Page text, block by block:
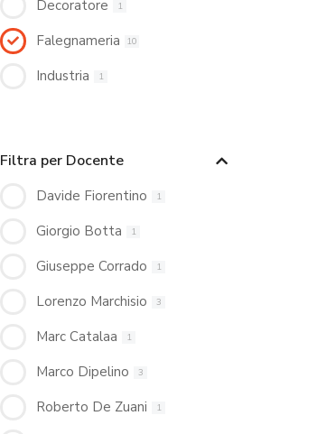
Decoratore 1
Falegnameria 10
Industria 1
Filtra per Docente
Davide Fiorentino 1
Giorgio Botta 1
Giuseppe Corrado 1
Lorenzo Marchisio 3
Marc Catalaa 1
Marco Dipelino 3
Roberto De Zuani 1